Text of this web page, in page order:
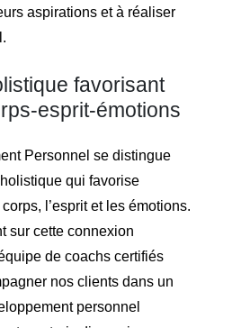
aspirations et à réaliser
favorisant
esprit-émotions
Personnel se distingue
qui favorise
l’esprit et les émotions.
sur cette connexion
de coachs certifiés
nos clients dans un
personnel